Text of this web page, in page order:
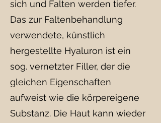
sich und Falten werden tiefer.
Das zur Faltenbehandlung
verwendete, künstlich
hergestellte Hyaluron ist ein
sog. vernetzter Filler, der die
gleichen Eigenschaften
aufweist wie die körpereigene
Substanz. Die Haut kann wieder